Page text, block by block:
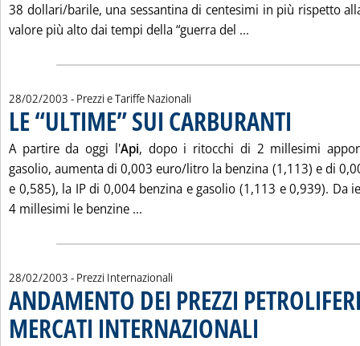
38 dollari/barile, una sessantina di centesimi in più rispetto
valore più alto dai tempi della “guerra del ...
28/02/2003 - Prezzi e Tariffe Nazionali
LE “ULTIME” SUI CARBURANTI
A partire da oggi l'Api, dopo i ritocchi di 2 millesimi
gasolio, aumenta di 0,003 euro/litro la benzina (1,113) e di
e 0,585), la IP di 0,004 benzina e gasolio (1,113 e 0,939). Da
4 millesimi le benzine ...
28/02/2003 - Prezzi Internazionali
ANDAMENTO DEI PREZZI
MERCATI INTERNAZIONALI